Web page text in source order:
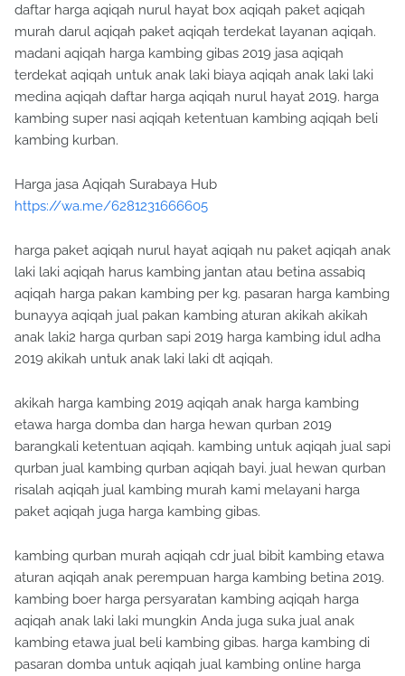
daftar harga aqiqah nurul hayat box aqiqah paket aqiqah
murah darul aqiqah paket aqiqah terdekat layanan aqiqah.
madani aqiqah harga kambing gibas 2019 jasa aqiqah
terdekat aqiqah untuk anak laki biaya aqiqah anak laki laki
medina aqiqah daftar harga aqiqah nurul hayat 2019. harga
kambing super nasi aqiqah ketentuan kambing aqiqah beli
kambing kurban.
Harga jasa Aqiqah Surabaya Hub
https://wa.me/6281231666605
harga paket aqiqah nurul hayat aqiqah nu paket aqiqah anak
laki laki aqiqah harus kambing jantan atau betina assabiq
aqiqah harga pakan kambing per kg. pasaran harga kambing
bunayya aqiqah jual pakan kambing aturan akikah akikah
anak laki2 harga qurban sapi 2019 harga kambing idul adha
2019 akikah untuk anak laki laki dt aqiqah.
akikah harga kambing 2019 aqiqah anak harga kambing
etawa harga domba dan harga hewan qurban 2019
barangkali ketentuan aqiqah. kambing untuk aqiqah jual sapi
qurban jual kambing qurban aqiqah bayi. jual hewan qurban
risalah aqiqah jual kambing murah kami melayani harga
paket aqiqah juga harga kambing gibas.
kambing qurban murah aqiqah cdr jual bibit kambing etawa
aturan aqiqah anak perempuan harga kambing betina 2019.
kambing boer harga persyaratan kambing aqiqah harga
aqiqah anak laki laki mungkin Anda juga suka jual anak
kambing etawa jual beli kambing gibas. harga kambing di
pasaran domba untuk aqiqah jual kambing online harga